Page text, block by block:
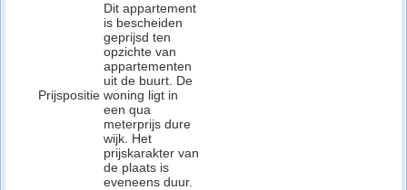
Prijspositie
Dit appartement
is bescheiden
geprijsd ten
opzichte van
appartementen
uit de buurt. De
woning ligt in
een qua
meterprijs dure
wijk. Het
prijskarakter van
de plaats is
eveneens duur.